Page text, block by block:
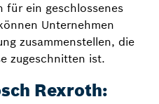
für ein geschlossenes
Unternehmen
zusammenstellen, die
zugeschnitten ist.
Rexroth: